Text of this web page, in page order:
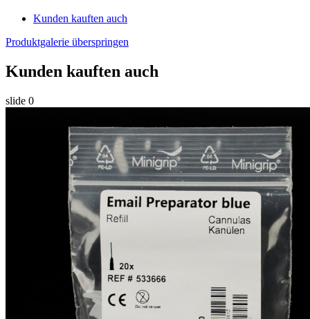
Kunden kauften auch
Produktgalerie überspringen
Kunden kauften auch
slide 0